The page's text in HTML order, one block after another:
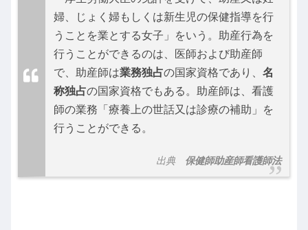
婦、じょく婦もしくは新生児の保健指導を行
うことを業とする女子」をいう。助産行為を
行うことができるのは、医師および助産師
で、助産師は業務独占の国家資格であり、 名
称独占の国家資格でもある。助産師は、看護
師の業務「療養上の世話又は診療の補助」を
行うことができる。
出典 保健師助産師看護師法